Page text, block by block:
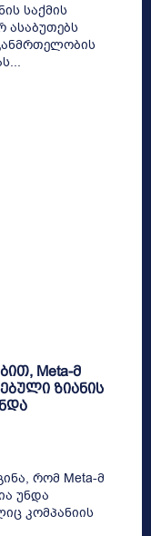
საქმის
ასაბუთებს
Meta-მ
ზიანის
რომ Meta-მ
უნდა
კომპანიის